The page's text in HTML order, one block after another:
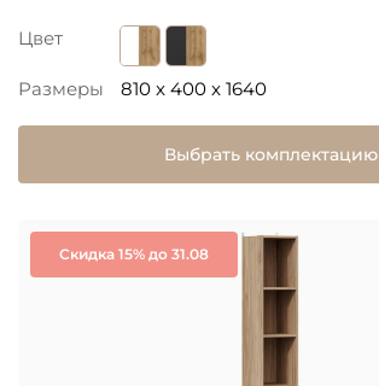
Цвет
Размеры 810 x 400 x 1640
Выбрать комплектацию
Скидка 15% до 31.08